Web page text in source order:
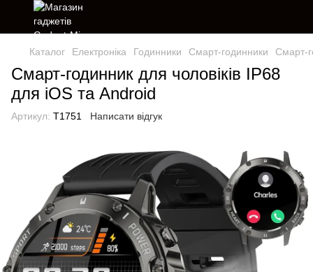
Каталог Електроніка Годинники Смарт-годинники Смарт-
Смарт-годинник для чоловіків IP68
для iOS та Android
Артикул: T1751 Написати відгук